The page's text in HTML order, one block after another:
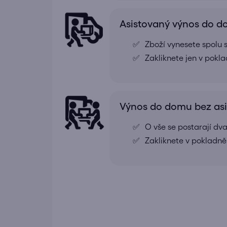
Asistovaný výnos do
Zboží vynesete spolu
Zakliknete jen v
Výnos do domu bez
O vše se postarají
Zakliknete v